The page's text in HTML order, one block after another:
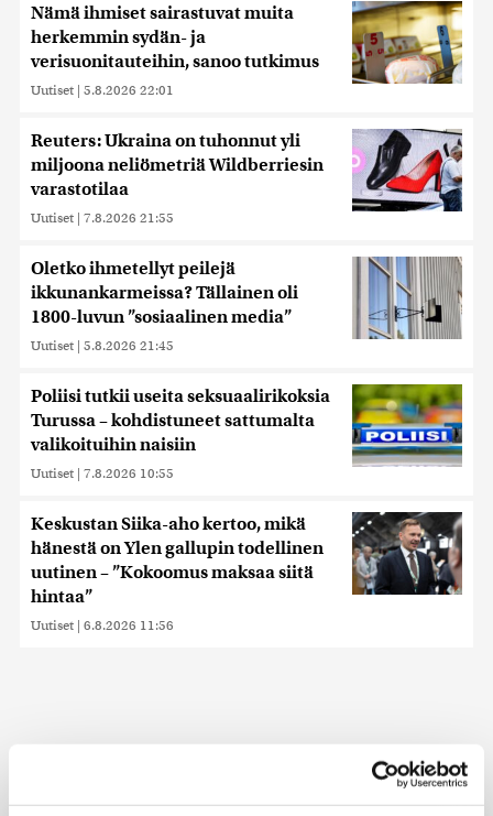
Nämä ihmiset sairastuvat muita
herkemmin sydän- ja
verisuonitauteihin, sanoo tutkimus
Uutiset | 5.8.2026 22:01
Reuters: Ukraina on tuhonnut yli
miljoona neliömetriä Wildberriesin
varastotilaa
Uutiset | 7.8.2026 21:55
Oletko ihmetellyt peilejä
ikkunankarmeissa? Tällainen oli
1800-luvun ”sosiaalinen media”
Uutiset | 5.8.2026 21:45
Poliisi tutkii useita seksuaalirikoksia
Turussa – kohdistuneet sattumalta
valikoituihin naisiin
Uutiset | 7.8.2026 10:55
Keskustan Siika-aho kertoo, mikä
hänestä on Ylen gallupin todellinen
uutinen – ”Kokoomus maksaa siitä
hintaa”
Uutiset | 6.8.2026 11:56
HS: Kaikkonen puoluejohtajien ykkönen